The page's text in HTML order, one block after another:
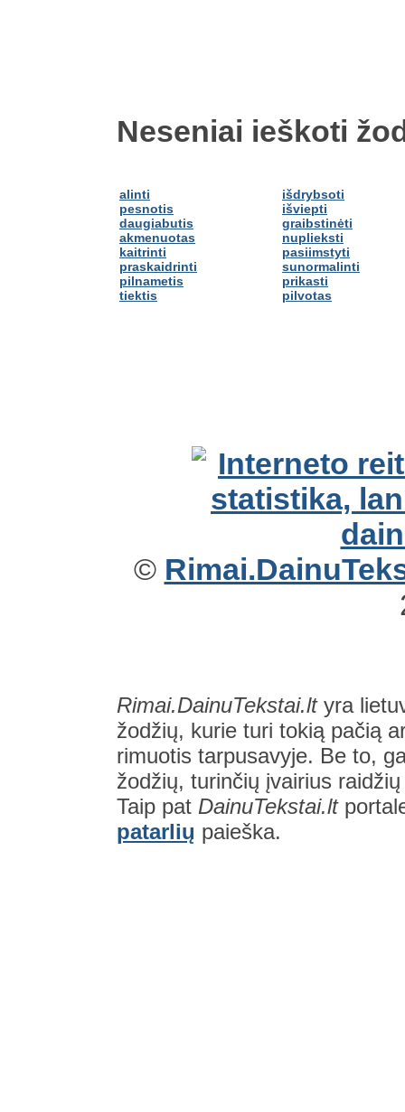
Neseniai ieškoti
alinti
pesnotis
daugiabutis
akmenuotas
kaitrinti
praskaidrinti
pilnametis
tiektis
išdrybsoti
išviepti
graibstinėti
nuplieksti
pasiimstyti
sunormalinti
prikasti
pilvotas
©
Rimai.DainuTekstai.ltyra
žodžių, kurie turi tokią pačią
rimuotis tarpusavyje. Be to,
žodžių, turinčių įvairius
Taip pat DainuTekstai.lt
patarlių paieška.